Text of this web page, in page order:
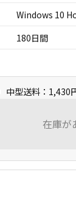
Windows 10
180日間
中型送料：1,430
在庫が